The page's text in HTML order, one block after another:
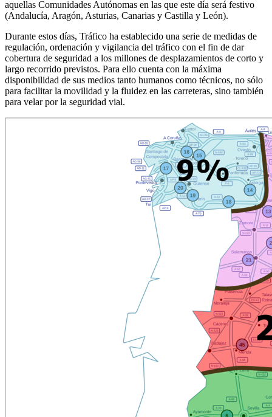
aquellas Comunidades Autónomas en las que este día será festivo
(Andalucía, Aragón, Asturias, Canarias y Castilla y León).
Durante estos días, Tráfico ha establecido una serie de medidas de
regulación, ordenación y vigilancia del tráfico con el fin de dar
cobertura de seguridad a los millones de desplazamientos de corto y
largo recorrido previstos. Para ello cuenta con la máxima
disponibilidad de sus medios tanto humanos como técnicos, no sólo
para facilitar la movilidad y la fluidez en las carreteras, sino también
para velar por la seguridad vial.